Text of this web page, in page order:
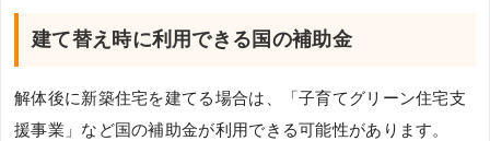
建て替え時に利用できる国の補助金
解体後に新築住宅を建てる場合は、「子育てグリーン住宅支
援事業」など国の補助金が利用できる可能性があります。